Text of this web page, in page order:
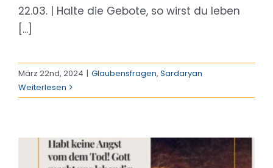
22.03. | Halte die Gebote, so wirst du leben
[...]
März 22nd, 2024 | Glaubensfragen, Sardaryan
Weiterlesen